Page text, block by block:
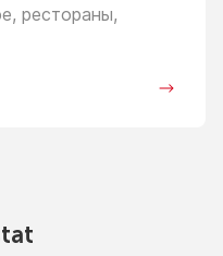
рестораны,